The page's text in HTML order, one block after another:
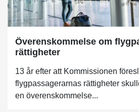
Överenskommelse om
rättigheter
13 år efter att Kommissionen
flygpassagerarnas rättigheter
en överenskommelse...